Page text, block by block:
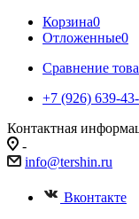
Корзина0
Отложенные0
Сравнение
+7 (926) 639-
Контактная
-
info@tershin.ru
Вконтакте